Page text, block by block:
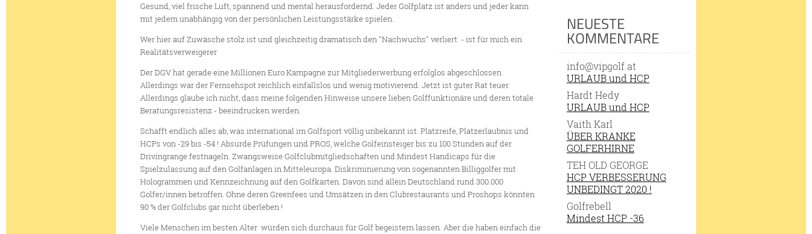
Gesund, viel frische Luft, spannend und mental herausfordernd. Jeder Golfplatz ist anders und jeder kann
mit jedem unabhängig von der persönlichen Leistungsstärke spielen.
Wer hier auf Zuwäsche stolz ist und gleichzeitig dramatisch den "Nachwuchs" verliert - ist für mich ein
Realitätsverweigerer
Der DGV hat gerade eine Millionen Euro Kampagne zur Mitgliederwerbung erfolglos abgeschlossen.
Allerdings war der Fernsehspot reichlich einfallslos und wenig motivierend. Jetzt ist guter Rat teuer.
Allerdings glaube ich nicht, dass meine folgenden Hinweise unsere lieben Golffunktionäre und deren totale
Beratungsresistenz - beeindrucken werden.
Schafft endlich alles ab, was international im Golfsport völlig unbekannt ist. Platzreife, Platzerlaubnis und
HCPs von -29 bis -54 ! Absurde Prüfungen und PROS, welche Golfeinsteiger bis zu 100 Stunden auf der
Drivingrange festnageln. Zwangsweise Golfclubmitgliedschaften und Mindest Handicaps für die
Spielzulassung auf den Golfanlagen in Mitteleuropa. Diskriminierung von sogenannten Billiggolfer mit
Hologrammen und Kennzeichnung auf den Golfkarten. Davon sind allein Deutschland rund 300.000
Golfer/innen betroffen. Ohne deren Greenfees und Umsätzen in den Clubrestaurants und Proshops könnten
90 % der Golfclubs gar nicht überleben !
Viele Menschen im besten Alter würden sich durchaus für Golf begeistern lassen. Aber die haben einfach die
NEUESTE
KOMMENTARE
info@vipgolf.at
URLAUB und HCP
Hardt Hedy
URLAUB und HCP
Vaith Karl
ÜBER KRANKE
GOLFERHIRNE
TEH OLD GEORGE
HCP VERBESSERUNG
UNBEDINGT 2020 !
Golfrebell
Mindest HCP -36